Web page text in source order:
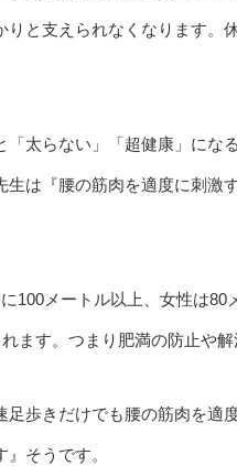
と支えられなくなります。
「太らない」「超健康」に
は『腰の筋肉を適度に刺激
100メートル以上、女性は
ます。つまり肥満の防止や解
足歩きだけでも腰の筋肉を
そうです。